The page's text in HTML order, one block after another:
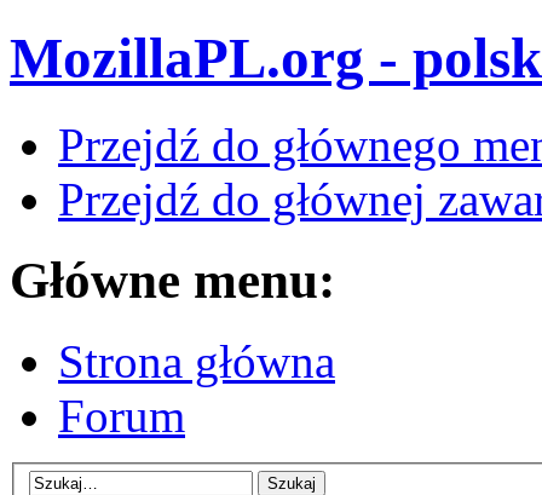
MozillaPL.org -
Przejdź do głównego
Przejdź do głównej
Główne menu:
Strona główna
Forum